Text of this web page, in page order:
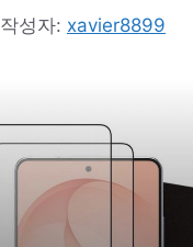
작성자: xavier8899